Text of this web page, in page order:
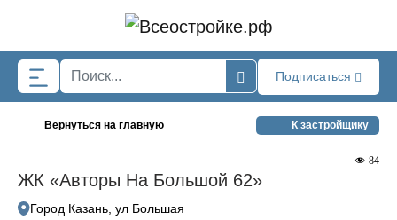
Подписаться
Вернуться на главную К застройщику
ЖК «Авторы На Большой 62»
84
Город Казань, ул Большая